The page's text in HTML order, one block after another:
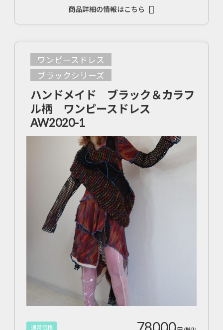
商品詳細の情報はこちら
ワンピースドレス
ブラックシリーズ
ハンドメイド ブラック＆カラフ
ル柄 ワンピースドレス
AW2020-1
通常価格